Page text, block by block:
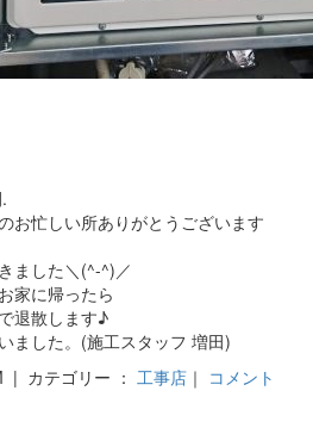
お忙しい所ありがとうございます
ました＼(^-^)／
家に帰ったら
退散します♪
ました。(施工スタッフ 増田)
カテゴリー ： 工事店 ｜ コメント